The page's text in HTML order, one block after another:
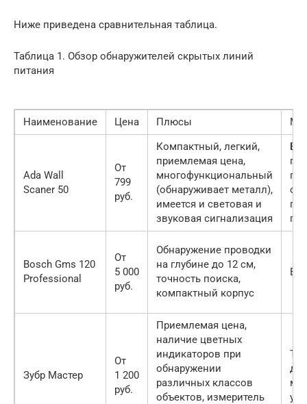
Ниже приведена сравнительная таблица.
Таблица 1. Обзор обнаружителей скрытых линий
питания
Наименование Цена Плюсы
Ada Wall
Scaner 50
От
799
руб.
Компактный, легкий,
приемлемая цена,
многофункциональный
(обнаруживает металл),
имеется и световая и
звуковая сигнализация
Bosch Gms 120
Professional
От
5 000
руб.
Обнаружение проводки
на глубине до 12 см,
точность поиска,
компактный корпус
Зубр Мастер
От
1 200
руб.
Приемлемая цена,
наличие цветных
индикаторов при
обнаружении
различных классов
объектов, измеритель